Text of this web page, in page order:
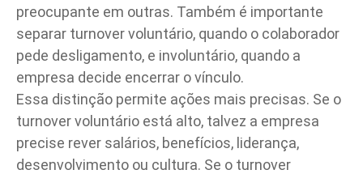
preocupante em outras. Também é importante
separar turnover voluntário, quando o colaborador
pede desligamento, e involuntário, quando a
empresa decide encerrar o vínculo.
Essa distinção permite ações mais precisas. Se o
turnover voluntário está alto, talvez a empresa
precise rever salários, benefícios, liderança,
desenvolvimento ou cultura. Se o turnover